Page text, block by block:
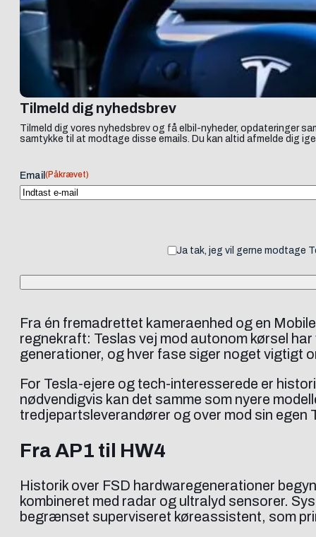
Tilmeld dig nyhedsbrev
Tilmeld dig vores nyhedsbrev og få elbil-nyheder, opdateringer
samtykke til at modtage disse emails. Du kan altid afmelde dig
Email (Påkrævet)
Ja tak, jeg vil gerne modtage
Fra én fremadrettet kameraenhed og en
regnekraft: Teslas vej mod autonom kørsel
generationer, og hver fase siger noget vigtigt
For Tesla-ejere og tech-interesserede er
nødvendigvis kan det samme som nyere
tredjepartsleverandører og over mod sin
Fra AP1 til HW4
Historik over FSD hardwaregenerationer
kombineret med radar og ultralyd sensorer.
begrænset superviseret køreassistent, som